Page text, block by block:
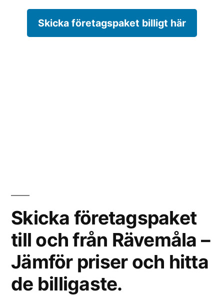
Skicka företagspaket billigt här
Skicka företagspaket
till och från Rävemåla –
Jämför priser och hitta
de billigaste.